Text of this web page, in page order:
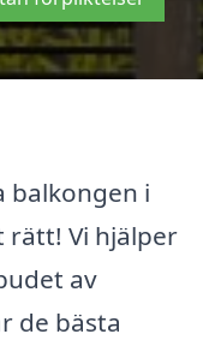
balkongen i
rätt! Vi hjälper
av
de bästa